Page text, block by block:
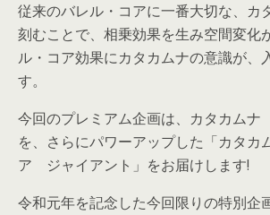
従来のバレル・コアに一番大切な、カ
刻むことで、相乗効果を生み空間変化
ル・コア効果にカタカムナの意識が、
す。
今回のプレミアム企画は、カタカム
を、さらにパワーアップした「カタ
ア ジャイアント」をお届けします!
令和元年を記念した今回限りの特別企